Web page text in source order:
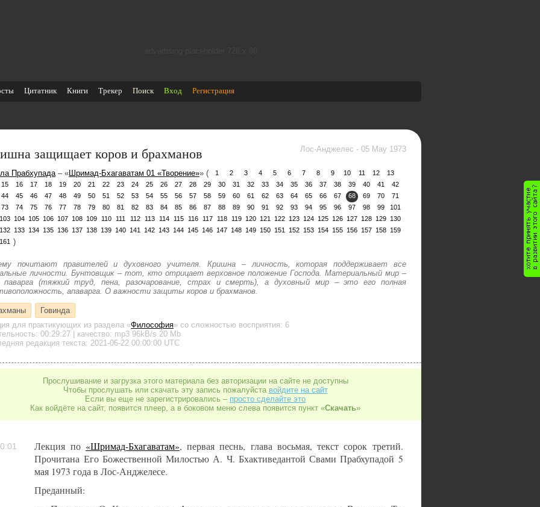
Цитатник Книги Трекер Поиск Вход Регистрация
защищает коров и брахманов Лос-Анджелес - 05 May 1973
Прабхупада – « Шримад-Бхагаватам 01 «Творение»» ( 1 2 3 4 5 6 7 8 9 10 11 12
13
15 16 17 18 19 20 21 22 23 24 25 26 27 28 29 30 31 32 33 34 35 36 37 38 39 40 41
42
44 45 46 47 48 49 50 51 52 53 54 55 56 57 58 59 60 61 62 63 64 65 66 67 68 69 70
71
73 74 75 76 77 78 79 80 81 82 83 84 85 86 87 88 89 90 91 92 93 94 95 96 97 98 99
101
103 104 105 106 107 108 109 110 111 112 113 114 115 116 117 118 119 120 121 122 123 124 125 126 127 128 129 130
132 133 134 135 136 137 138 139 140 141 142 143 144 145 146 147 148 149 150 151 152 153 154 155 156 157 158 159
161 )
почитают правителей и духовного учителя. Кришна – личность, которая поддерживает все
личности. Бунтовщик – тот, кто отрицает верховное положение Господа. Материальный мир –
паварга (тяжкий труд, пена, разочарование, страх и смерть), а духовный мир – это его полная
апаварга. О важности защиты коров и брахманов.
Говинда
для практикующих из раздела «Философия» со сложностью восприятия: 6
00:29:27 | качество: mp3 96kB/s 20 Mb
редакция текста: 2021-06-22 00:00:00 UTC
Прослушивание и загрузка этого материала без авторизации на сайте не доступны
Чтобы прослушать или скачать эту запись пожалуйста войдите на сайт
Если вы еще не зарегистрировались – просто сделайте это
Как войдёте на сайт, появится плеер, а в боковом меню слева появится пункт «Скачать»
Лекция по «Шримад-Бхагаватам», первая песнь, глава восьмая, текст сорок третий.
Прочитана Его Божественной Милостью А. Ч. Бхактиведантой Свами Прабхупадой 5
мая 1973 года в Лос-Анджелесе.
Преданный: